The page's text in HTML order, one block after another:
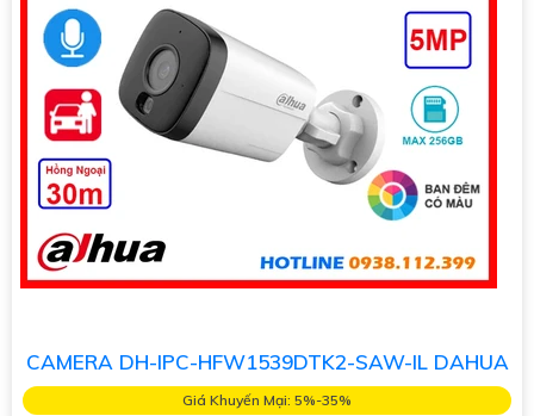
CAMERA DH-IPC-HFW1539DTK2-SAW-IL DAHUA
Giá Khuyến Mại: 5%-35%